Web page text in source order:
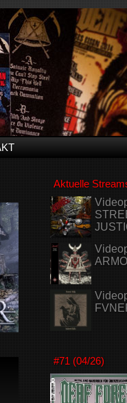
Aktuelle
#71 (04/26)